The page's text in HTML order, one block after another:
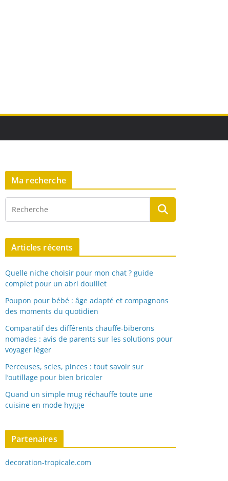
Ma recherche
Articles récents
Quelle niche choisir pour mon chat ? guide
complet pour un abri douillet
Poupon pour bébé : âge adapté et compagnons
des moments du quotidien
Comparatif des différents chauffe-biberons
nomades : avis de parents sur les solutions pour
voyager léger
Perceuses, scies, pinces : tout savoir sur
l’outillage pour bien bricoler
Quand un simple mug réchauffe toute une
cuisine en mode hygge
Partenaires
decoration-tropicale.com